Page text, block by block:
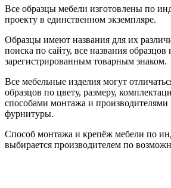
Все образцы мебели изготовлены по
проекту в единственном экземпляре.
Образцы имеют названия для их
поиска по сайту, все названия образцов
зарегистрированным товарным знаком.
Все мебельные изделия могут
образцов по цвету, размеру,
способами монтажа и
фурнитуры.
Способ монтажа и крепёж мебели по
выбирается производителем по